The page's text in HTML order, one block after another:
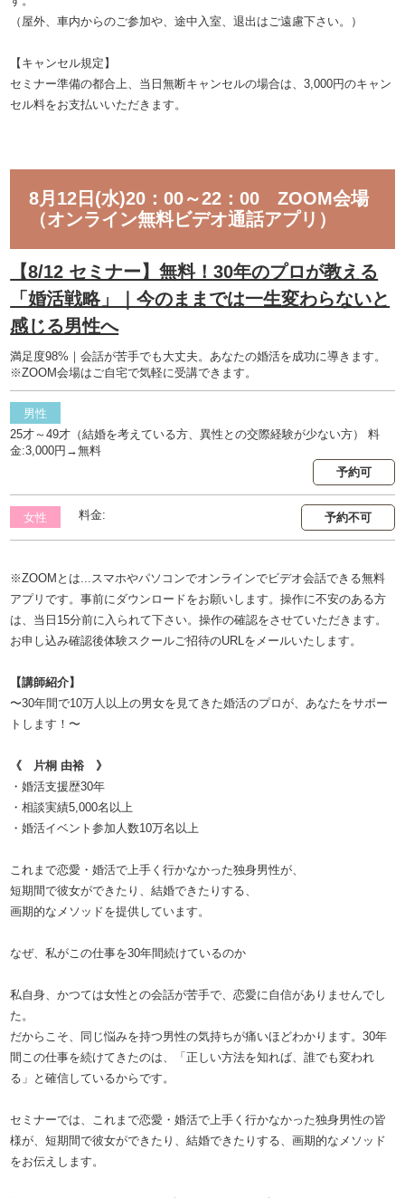
（屋外、車内からのご参加や、途中入室、退出はご遠慮下さい。）
【キャンセル規定】
セミナー準備の都合上、当日無断キャンセルの場合は、3,000円のキャン
セル料をお支払いいただきます。
8月12日(水)20：00～22：00 ZOOM会場
（オンライン無料ビデオ通話アプリ）
【8/12 セミナー】無料！30年のプロが教える
「婚活戦略」｜今のままでは一生変わらないと
感じる男性へ
満足度98%｜会話が苦手でも大丈夫。あなたの婚活を成功に導きます。
※ZOOM会場はご自宅で気軽に受講できます。
男性
25才～49才（結婚を考えている方、異性との交際経験が少ない方） 料
金:3,000円→無料
予約可
女性 料金: 予約不可
※ZOOMとは...スマホやパソコンでオンラインでビデオ会話できる無料
アプリです。事前にダウンロードをお願いします。操作に不安のある方
は、当日15分前に入られて下さい。操作の確認をさせていただきます。
お申し込み確認後体験スクールご招待のURLをメールいたします。
【講師紹介】
〜30年間で10万人以上の男女を見てきた婚活のプロが、あなたをサポー
トします！〜
《 片桐 由裕 》
・婚活支援歴30年
・相談実績5,000名以上
・婚活イベント参加人数10万名以上
これまで恋愛・婚活で上手く行かなかった独身男性が、
短期間で彼女ができたり、結婚できたりする、
画期的なメソッドを提供しています。
なぜ、私がこの仕事を30年間続けているのか
私自身、かつては女性との会話が苦手で、恋愛に自信がありませんでし
た。
だからこそ、同じ悩みを持つ男性の気持ちが痛いほどわかります。30年
間この仕事を続けてきたのは、「正しい方法を知れば、誰でも変われ
る」と確信しているからです。
セミナーでは、これまで恋愛・婚活で上手く行かなかった独身男性の皆
様が、短期間で彼女ができたり、結婚できたりする、画期的なメソッド
をお伝えします。